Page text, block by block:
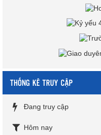
THỐNG KÊ TRUY CẬP
Đang truy cập
Hôm nay